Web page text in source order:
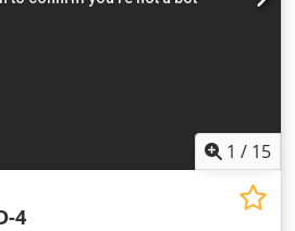
1 / 15
4